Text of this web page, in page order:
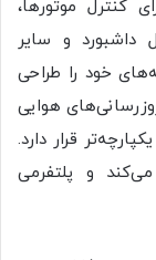
کنترل موتورها،
داشبورد و سایر
خود را طراحی
هوایی
قرار دارد.
و پلتفرمی